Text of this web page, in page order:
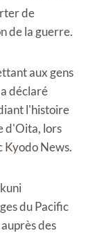
de
de la guerre.
aux gens
déclaré
l'histoire
d'Oita, lors
Kyodo News.
du Pacific
des